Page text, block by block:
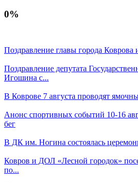
0%
Поздравление главы города Коврова
Поздравление депутата
Игошина с...
В Коврове 7 августа проводят
Анонс спортивных событий 10-16
бег
В ДК им. Ногина состоялась
Ковров и ДОЛ «Лесной городок»
по...